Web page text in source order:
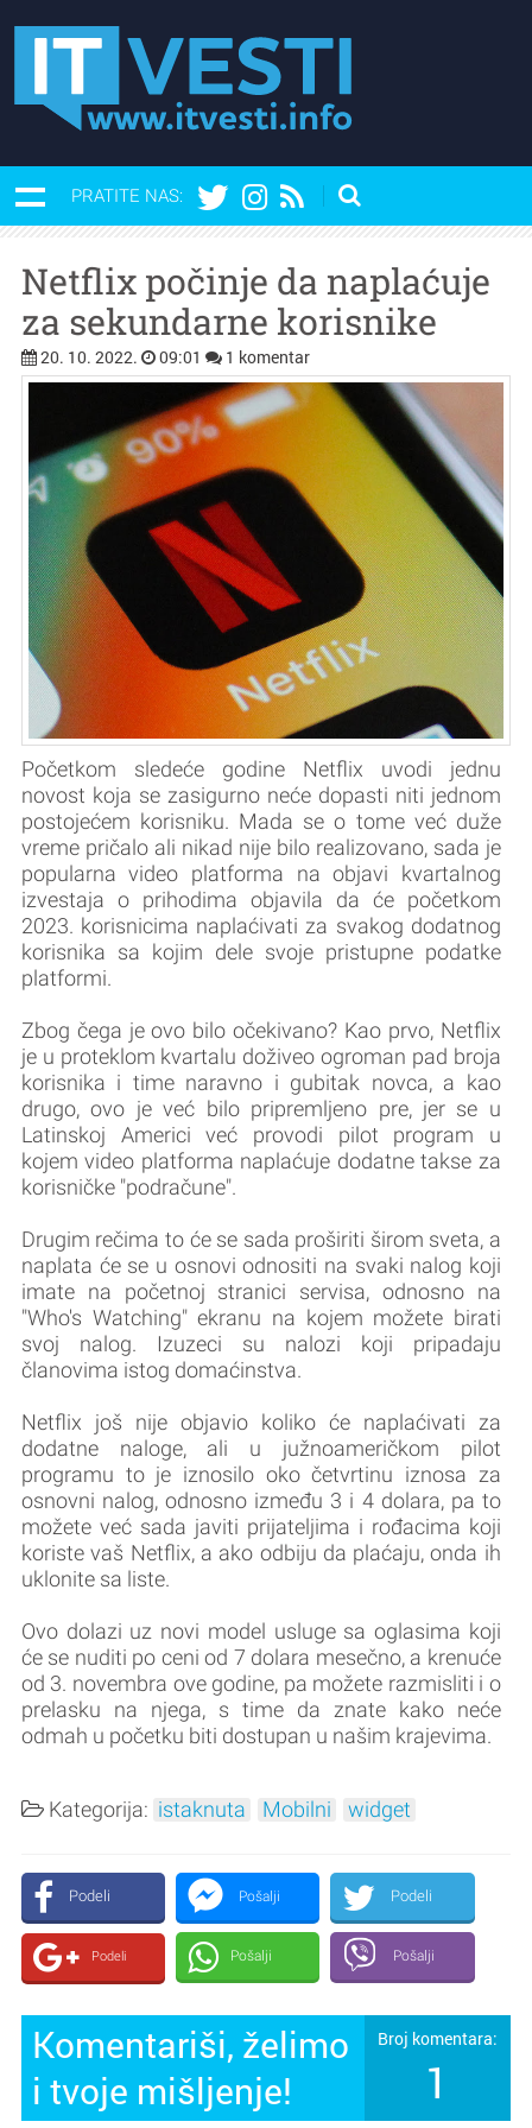
PRATITE NAS:
Netflix počinje da naplaćuje
za sekundarne korisnike
20. 10. 2022. 09:01 1 komentar
Početkom sledeće godine Netflix uvodi jednu
novost koja se zasigurno neće dopasti niti jednom
postojećem korisniku. Mada se o tome već duže
vreme pričalo ali nikad nije bilo realizovano, sada je
popularna video platforma na objavi kvartalnog
izvestaja o prihodima objavila da će početkom
2023. korisnicima naplaćivati za svakog dodatnog
korisnika sa kojim dele svoje pristupne podatke
platformi.
Zbog čega je ovo bilo očekivano? Kao prvo, Netflix
je u proteklom kvartalu doživeo ogroman pad broja
korisnika i time naravno i gubitak novca, a kao
drugo, ovo je već bilo pripremljeno pre, jer se u
Latinskoj Americi već provodi pilot program u
kojem video platforma naplaćuje dodatne takse za
korisničke "podračune".
Drugim rečima to će se sada proširiti širom sveta, a
naplata će se u osnovi odnositi na svaki nalog koji
imate na početnoj stranici servisa, odnosno na
"Who's Watching" ekranu na kojem možete birati
svoj nalog. Izuzeci su nalozi koji pripadaju
članovima istog domaćinstva.
Netflix još nije objavio koliko će naplaćivati za
dodatne naloge, ali u južnoameričkom pilot
programu to je iznosilo oko četvrtinu iznosa za
osnovni nalog, odnosno između 3 i 4 dolara, pa to
možete već sada javiti prijateljima i rođacima koji
koriste vaš Netflix, a ako odbiju da plaćaju, onda ih
uklonite sa liste.
Ovo dolazi uz novi model usluge sa oglasima koji
će se nuditi po ceni od 7 dolara mesečno, a krenuće
od 3. novembra ove godine, pa možete razmisliti i o
prelasku na njega, s time da znate kako neće
odmah u početku biti dostupan u našim krajevima.
Kategorija: istaknuta Mobilni widget
Podeli Pošalji Podeli
Podeli Pošalji Pošalji
Komentariši, želimo
i tvoje mišljenje!
Broj komentara:
1